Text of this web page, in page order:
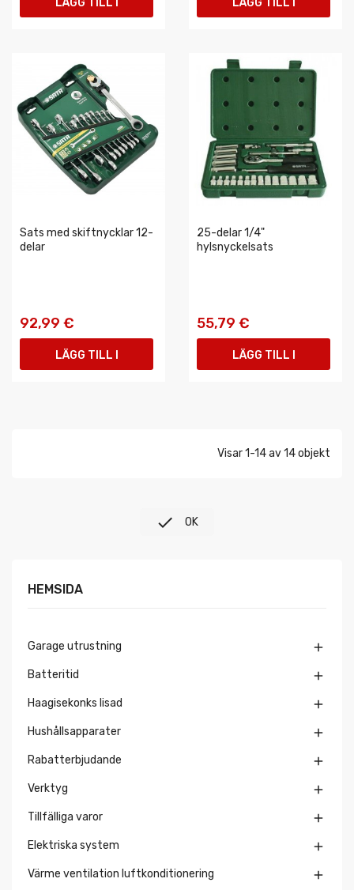
LÄGG TILL I LÄGG TILL I
Sats med skiftnycklar 12-
delar
92,99 €
LÄGG TILL I
25-delar 1/4"
hylsnyckelsats
55,79 €
LÄGG TILL I
Visar 1-14 av 14 objekt
 OK
HEMSIDA
Garage utrustning 
Batteritid 
Haagisekonks lisad 
Hushållsapparater 
Rabatterbjudande 
Verktyg 
Tillfälliga varor 
Elektriska system 
Värme ventilation luftkonditionering 